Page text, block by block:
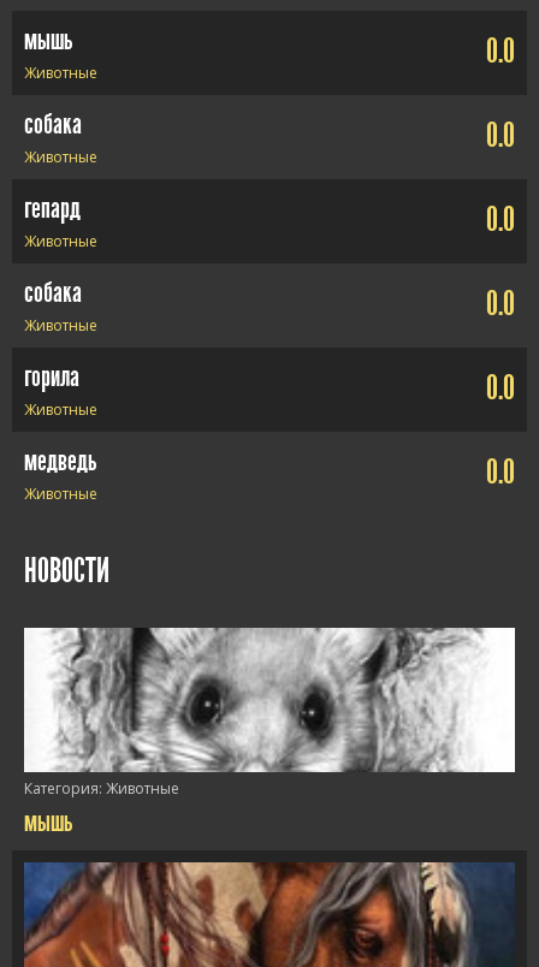
мышь
Животные
0.0
собака
Животные
0.0
гепард
Животные
0.0
собака
Животные
0.0
горила
Животные
0.0
медведь
Животные
0.0
НОВОСТИ
Категория: Животные
мышь